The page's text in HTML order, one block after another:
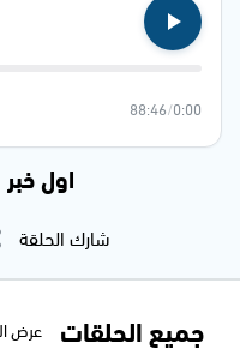
0:00
/
88:46
اول خبر -
شارك الحلقة
جميع الحلقات عرض